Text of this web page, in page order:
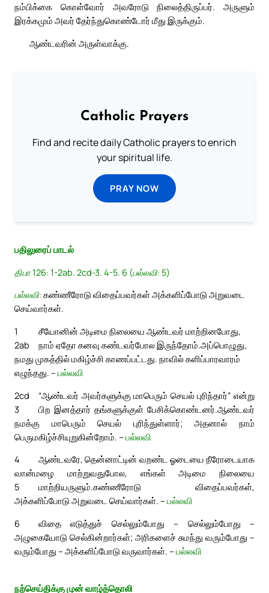
நம்பிக்கை கொள்வோர் அவரோடு நிலைத்திருப்பர். அருளும்
இரக்கமும் அவர் தேர்ந்துகொண்டோர் மீது இருக்கும்.
ஆண்டவரின் அருள்வாக்கு.
Catholic Prayers
Find and recite daily Catholic prayers to enrich
your spiritual life.
PRAY NOW
பதிலுரைப் பாடல்
திபா 126: 1-2ab. 2cd-3. 4-5. 6 (பல்லவி: 5)
பல்லவி: கண்ணீரோடு விதைப்பவர்கள் அக்களிப்போடு அறுவடை
செய்வார்கள்.
1
சீயோனின் அடிமை நிலையை ஆண்டவர் மாற்றினபோது,
நாம் ஏதோ கனவு கண்டவர்போல இருந்தோம்.
2ab
அப்பொழுது,
நமது முகத்தில் மகிழ்ச்சி காணப்பட்டது. நாவில் களிப்பாரவாரம்
எழுந்தது. – பல்லவி
2cd
“ஆண்டவர் அவர்களுக்கு மாபெரும் செயல் புரிந்தார்” என்று
பிற இனத்தார் தங்களுக்குள் பேசிக்கொண்டனர்.
3
ஆண்டவர்
நமக்கு மாபெரும் செயல் புரிந்துள்ளார்; அதனால் நாம்
பெருமகிழ்ச்சியுறுகின்றோம். – பல்லவி
4
ஆண்டவரே, தென்னாட்டின் வறண்ட ஓடையை நீரோடையாக
வான்மழை மாற்றுவதுபோல, எங்கள் அடிமை நிலையை
மாற்றியருளும்.
5
கண்ணீரோடு விதைப்பவர்கள்,
அக்களிப்போடு அறுவடை செய்வார்கள். – பல்லவி
6
விதை எடுத்துச் செல்லும்போது – செல்லும்போது –
அழுகையோடு செல்கின்றார்கள்; அரிகளைச் சுமந்து வரும்போது –
வரும்போது – அக்களிப்போடு வருவார்கள். – பல்லவி
நற்செய்திக்கு முன் வாழ்த்தொலி